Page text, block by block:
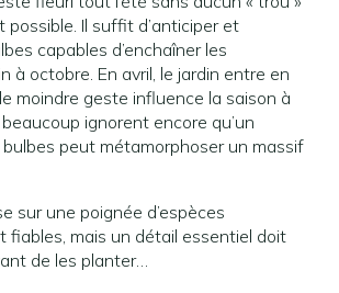
possible. Il suffit d’anticiper et
capables d’enchaîner les
à octobre. En avril, le jardin entre en
moindre geste influence la saison à
ignorent encore qu’un
bulbes peut métamorphoser un massif
sur une poignée d’espèces
fiables, mais un détail essentiel doit
de les planter…